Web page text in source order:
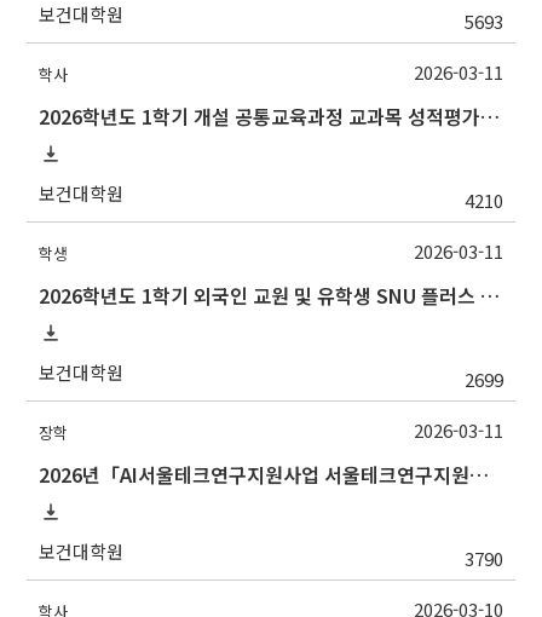
보건대학원 5693
학사
2026학년도 1학기 개설 공통교육과정 교과목 성적평가방법 변경 안내(3. 26.(목) 23:59까지)
보건대학원 4210
2026-03-11
학생
2026학년도 1학기 외국인 교원 및 유학생 SNU 플러스 멘토링 프로그램 안내
보건대학원 2699
2026-03-11
장학
2026년「AI서울테크연구지원사업 서울테크연구지원사업 서울테크연구지원사업」장학생 선발공고
보건대학원 3790
2026-03-11
학사 2026-03-10